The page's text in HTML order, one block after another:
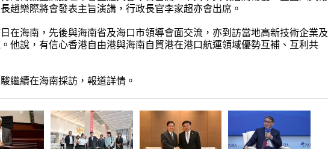
趙樂際將會發表主旨演講，行政長官李家超亦會出席。
在海南，先後與海南省及海口市領導會面交流，亦到訪當地高新技術企業及
他說，有信心香港自由港與海南自貿港在港口航運領域優勢互補、互利共
繼續在海南採訪，報道詳情。